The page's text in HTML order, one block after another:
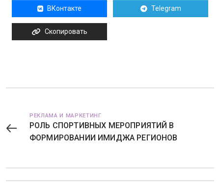
ВКонтакте Telegram
Скопировать
РЕКЛАМА И МАРКЕТИНГ
РОЛЬ СПОРТИВНЫХ МЕРОПРИЯТИЙ В
ФОРМИРОВАНИИ ИМИДЖА РЕГИОНОВ